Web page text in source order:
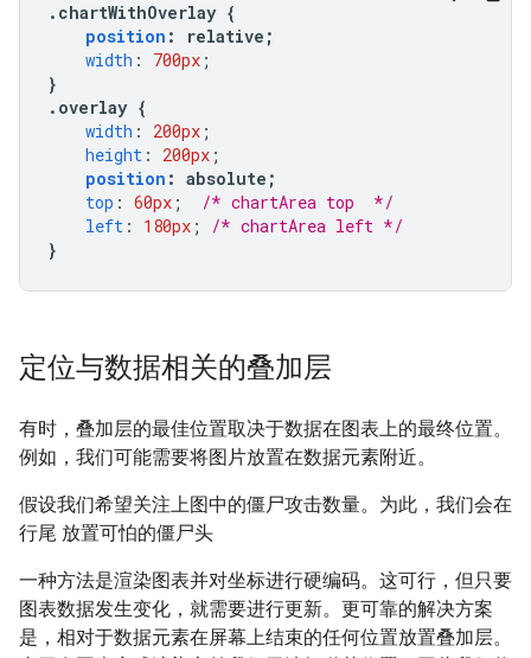
. chartWithOverlay {
position : relative ;
width : 700px ;
}
. overlay {
width : 200px ;
height : 200px ;
position : absolute ;
top : 60px ;
/* chartArea top  */
left : 180px ;
/* chartArea left */
}
定位与数据相关的叠加层
有时，叠加层的最佳位置取决于数据在图表上的最终位置。
例如，我们可能需要将图片放置在数据元素附近。
假设我们希望关注上图中的僵尸攻击数量。为此，我们会在
行尾 放置可怕的僵尸头
一种方法是渲染图表并对坐标进行硬编码。这可行，但只要
图表数据发生变化，就需要进行更新。更可靠的解决方案
是，相对于数据元素在屏幕上结束的任何位置放置叠加层。